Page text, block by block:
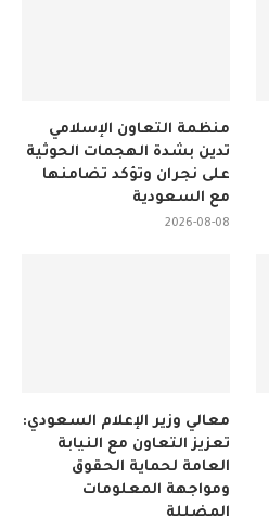
منظمة التعاون الإسلامي
تدين بشدة الهجمات الحوثية
على نجران وتؤكد تضامنها
مع السعودية
2026-08-08
معالي وزير الإعلام السعودي:
تعزيز التعاون مع النيابة
العامة لحماية الحقوق
ومواجهة المعلومات
المضللة